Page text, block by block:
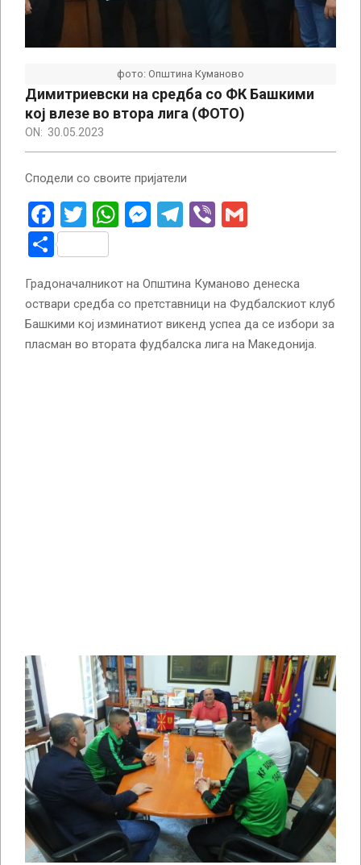
фото: Општина Куманово
Димитриевски на средба со ФК Башкими
кој влезе во втора лига (ФОТО)
ON: 30.05.2023
Сподели со своите пријатели
Facebook
Twitter
WhatsApp
Messenger
Telegram
Viber
Share
Градоначалникот на Општина Куманово денеска
оствари средба со претставници на Фудбалскиот клуб
Башкими кој изминатиот викенд успеа да се избори за
пласман во втората фудбалска лига на Македонија.